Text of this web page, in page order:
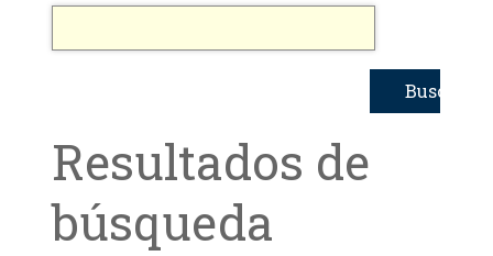
Resultados de
búsqueda